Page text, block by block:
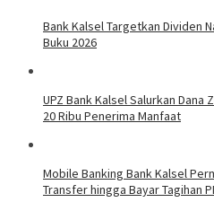
Bank Kalsel Targetkan Dividen
Buku 2026
UPZ Bank Kalsel Salurkan Dana
20 Ribu Penerima Manfaat
Mobile Banking Bank Kalsel
Transfer hingga Bayar Tagihan